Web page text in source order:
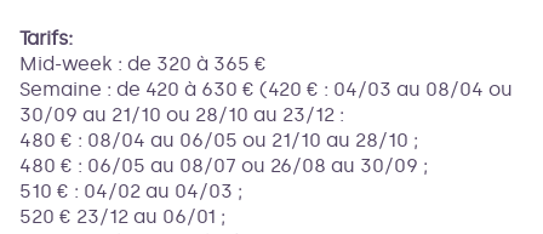
Tarifs:
Mid-week : de 320 à 365 €
Semaine : de 420 à 630 € (420 € : 04/03 au 08/04 ou
30/09 au 21/10 ou 28/10 au 23/12 :
480 € : 08/04 au 06/05 ou 21/10 au 28/10 ;
480 € : 06/05 au 08/07 ou 26/08 au 30/09 ;
510 € : 04/02 au 04/03 ;
520 € 23/12 au 06/01 ;